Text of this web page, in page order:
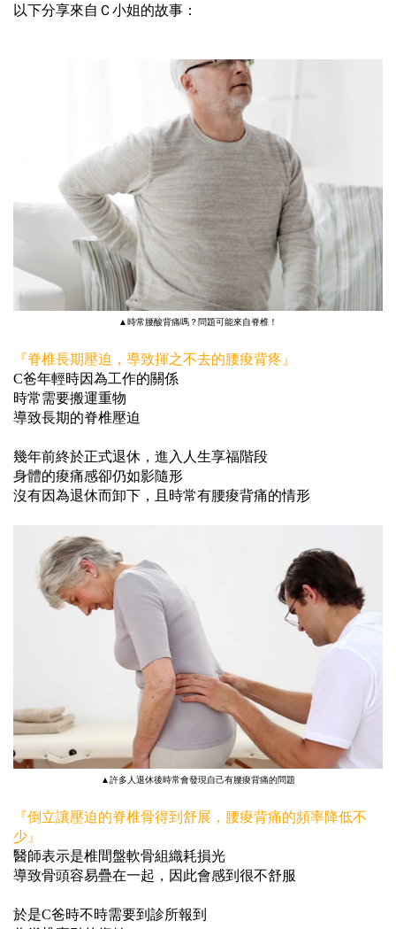
以下分享來自Ｃ小姐的故事：
▲時常腰酸背痛嗎？問題可能來自脊椎！
『脊椎長期壓迫，導致揮之不去的腰痠背疼』
C爸年輕時因為工作的關係
時常需要搬運重物
導致長期的脊椎壓迫
幾年前終於正式退休，進入人生享福階段
身體的痠痛感卻仍如影隨形
沒有因為退休而卸下，且時常有腰痠背痛的情形
▲許多人退休後時常會發現自己有腰痠背痛的問題
『倒立讓壓迫的脊椎骨得到舒展，腰痠背痛的頻率降低不
少』
醫師表示是椎間盤軟骨組織耗損光
導致骨頭容易疊在一起，因此會感到很不舒服
於是C爸時不時需要到診所報到